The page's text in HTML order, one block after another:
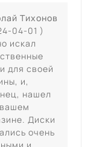
Тихонов
04-01 )
искал
для своей
и,
нашел
Диски
очень